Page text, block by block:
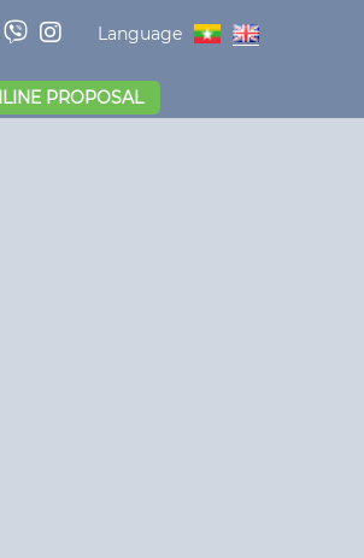
Language
PROPOSAL